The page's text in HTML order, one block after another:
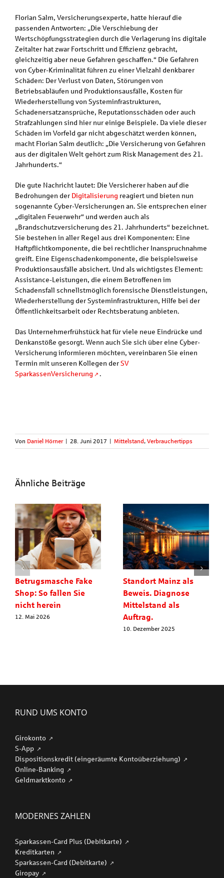
Florian Salm, Versicherungsexperte, hatte hierauf die
passenden Antworten: „Die Verschiebung der
Wertschöpfungsstrategien durch die Verlagerung ins digitale
Zeitalter hat zwar Fortschritt und Effizienz gebracht,
gleichzeitig aber neue Gefahren geschaffen.“ Die Gefahren
von Cyber-Kriminalität führen zu einer Vielzahl denkbarer
Schäden: Der Verlust von Daten, Störungen von
Betriebsabläufen und Produktionsausfälle, Kosten für
Wiederherstellung von Systeminfrastrukturen,
Schadenersatzansprüche, Reputationsschäden oder auch
Strafzahlungen sind hier nur einige Beispiele. Da viele dieser
Schäden im Vorfeld gar nicht abgeschätzt werden können,
macht Florian Salm deutlich: „Die Versicherung von Gefahren
aus der digitalen Welt gehört zum Risk Management des 21.
Jahrhunderts.“
Die gute Nachricht lautet: Die Versicherer haben auf die
Bedrohungen der Digitalisierung reagiert und bieten nun
sogenannte Cyber-Versicherungen an. Sie entsprechen einer
„digitalen Feuerwehr“ und werden auch als
„Brandschutzversicherung des 21. Jahrhunderts“ bezeichnet.
Sie bestehen in aller Regel aus drei Komponenten: Eine
Haftpflichtkomponente, die bei rechtlicher Inanspruchnahme
greift. Eine Eigenschadenkomponente, die beispielsweise
Produktionsausfälle absichert. Und als wichtigstes Element:
Assistance-Leistungen, die einem Betroffenen im
Schadensfall schnellstmöglich forensische Dienstleistungen,
Wiederherstellung der Systeminfrastrukturen, Hilfe bei der
Öffentlichkeitsarbeit oder Rechtsberatung anbieten.
Das Unternehmerfrühstück hat für viele neue Eindrücke und
Denkanstöße gesorgt. Wenn auch Sie sich über eine Cyber-
Versicherung informieren möchten, vereinbaren Sie einen
Termin mit unseren Kollegen derSV
SparkassenVersicherung
.
Von Daniel Hörner | 28. Juni 2017 | Mittelstand, Verbrauchertipps
Ähnliche Beiträge
Betrugsmasche Fake
Shop: So fallen Sie
nicht herein
12. Mai 2026
Standort Mainz als
Beweis. Diagnose
Mittelstand als
Auftrag.
10. Dezember 2025
RUND UMS KONTO
Girokonto
S-App
Dispositionskredit (eingeräumte Kontoüberziehung)
Online-Banking
Geldmarktkonto
MODERNES ZAHLEN
Sparkassen-Card Plus (Debitkarte)
Kreditkarten
Sparkassen-Card (Debitkarte)
Giropay